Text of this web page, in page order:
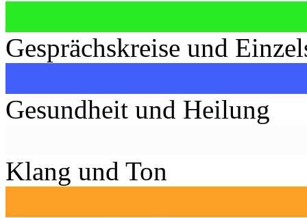
Gesprächskreise und
Gesundheit und Heilung
Klang und Ton